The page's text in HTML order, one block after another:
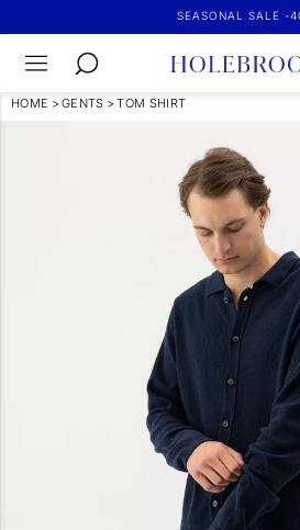
SEASONAL SALE -
HOME > GENTS > TOM SHIRT